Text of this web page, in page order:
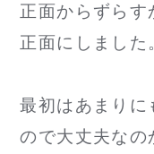
正面からずらす
正面にしました
最初はあまりに
ので大丈夫なの